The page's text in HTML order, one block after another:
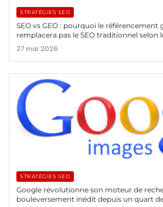
STRATÉGIES SEO
SEO vs GEO : pourquoi le référencement
remplacera pas le SEO traditionnel selon
27 mai 2026
STRATÉGIES SEO
Google révolutionne son moteur de
bouleversement inédit depuis un quart